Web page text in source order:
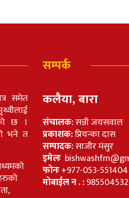
समेत
छ ।
भने त
सम्पर्क
कलैया, बारा
संचालक:सन्नी जयसवाल
प्रकाशक:प्रियन्का दास
सम्पादक:साजीर मंसुर
इमेलः
फोनः+977-053-551404
मोबाईल न . :